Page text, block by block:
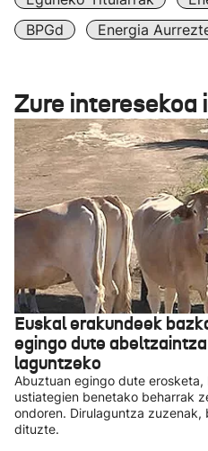
BPGd
Energia
Zure interesekoa
Euskal erakundeek
egingo dute
laguntzeko
Abuztuan egingo dute
ustiategien benetako beharrak
ondoren. Dirulaguntza
dituzte.